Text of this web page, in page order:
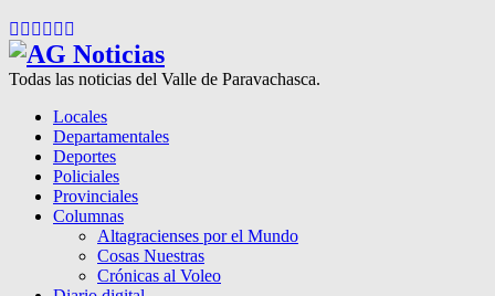
Facebook
Twitter
Instagram
Pinterest
Google
Todas las noticias del Valle de Paravachasca.
Locales
Departamentales
Deportes
Policiales
Provinciales
Columnas
Altagracienses por el Mundo
Cosas Nuestras
Crónicas al Voleo